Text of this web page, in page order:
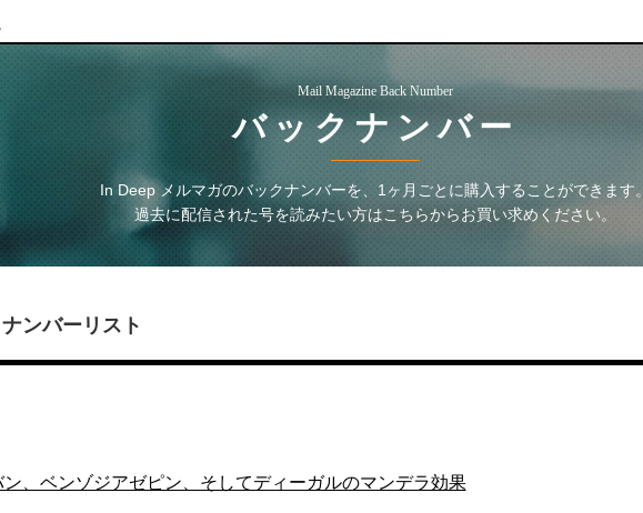
Mail Magazine Back Number
バックナンバー
In Deep メルマガのバックナンバーを、1ヶ月ごとに購入することができます。
過去に配信された号を読みたい方はこちらからお買い求めください。
ンバーリスト
ン、ベンゾジアゼピン、そしてディーガルのマンデラ効果